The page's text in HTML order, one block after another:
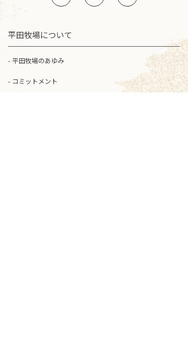
平田牧場について
平田牧場のあゆみ
コミットメント